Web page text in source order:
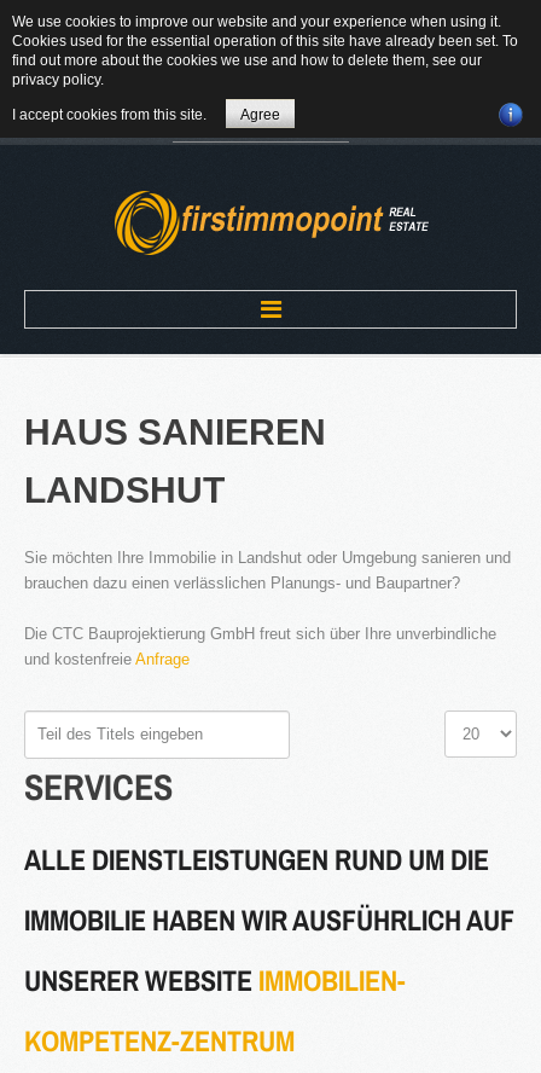
84184 Tiefenbach - Am Winkl 6
MAIL
ÜBER UNS
Firstimmopoint ®ist eine Vertriebsorganisation für den Verkauf von
und Privatleuten organisieren wir den Verkauf von Wohnungen und
Gewerbeflächen.
GEWINNBRINGENDE
IMMOBILIENVERKAUF
NEWS
16.SEPT.2016
HAUS SANIEREN
LANDSHUT
Sie möchten Ihre Immobilie in Landshut oder Umgebung sanieren und
brauchen dazu einen verlässlichen Planungs- und Baupartner?
Die CTC Bauprojektierung GmbH freut sich über Ihre unverbindliche
und kostenfreie Anfrage
Titels
eingeben
SERVICES
ALLE DIENSTLEISTUNGEN RUND UM DIE
IMMOBILIE HABEN WIR AUSFÜHRLICH AUF
UNSERER WEBSITE IMMOBILIEN-
KOMPETENZ-ZENTRUM
We use cookies to improve our website and your experience when using it.
Cookies used for the essential operation of this site have already been set. To
find out more about the cookies we use and how to delete them, see our
privacy policy.
I accept cookies from this site. Agree